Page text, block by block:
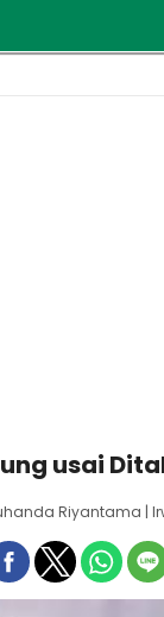
usai
Riyantama |